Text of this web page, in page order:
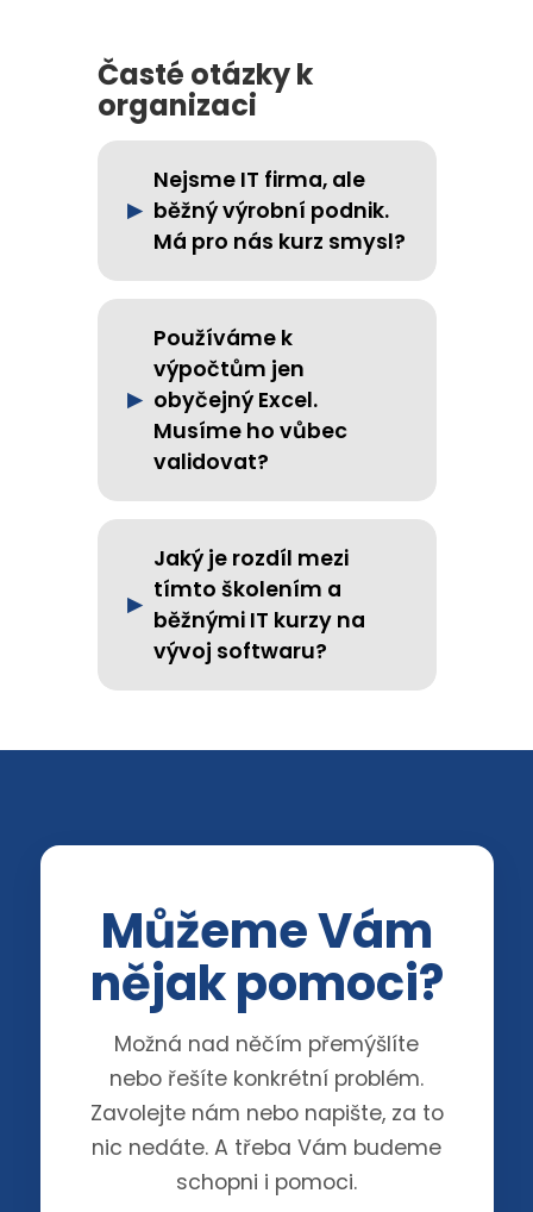
Časté otázky k
organizaci
Nejsme IT firma, ale
běžný výrobní podnik.
Má pro nás kurz smysl?
Používáme k
výpočtům jen
obyčejný Excel.
Musíme ho vůbec
validovat?
Jaký je rozdíl mezi
tímto školením a
běžnými IT kurzy na
vývoj softwaru?
Můžeme Vám
nějak pomoci?
Možná nad něčím přemýšlíte
nebo řešíte konkrétní problém.
Zavolejte nám nebo napište, za to
nic nedáte. A třeba Vám budeme
schopni i pomoci.